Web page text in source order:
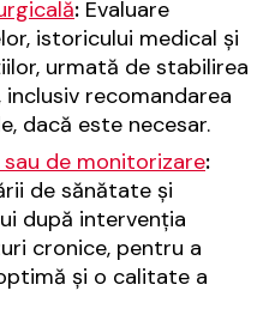
: Evaluare
istoricului medical și
urmată de stabilirea
recomandarea
dacă este necesar.
de monitorizare:
de sănătate și
după intervenția
cronice, pentru a
și o calitate a